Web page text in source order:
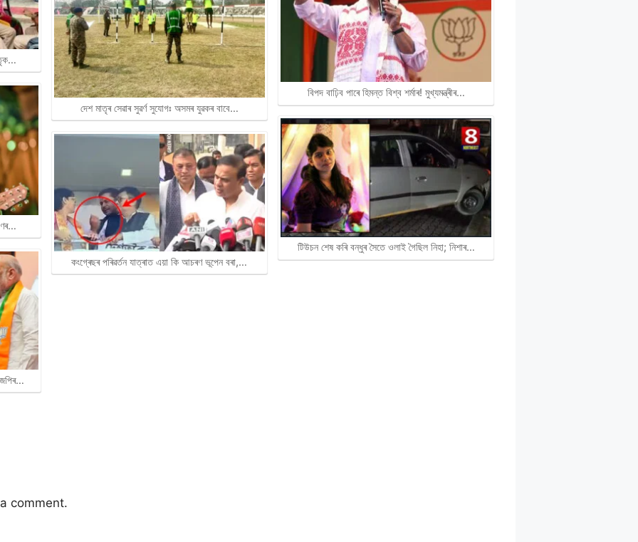
দেশ মাতৃৰ সেৱাৰ সুৱৰ্ণ সুযোগঃ অসমৰ যুৱকৰ বাবে…
কংগ্ৰেছৰ পৰিৱৰ্তন যাত্ৰাত এয়া কি আচৰণ ভূপেন বৰা,…
বিপদ বাঢ়িব পাৰে হিমন্ত বিশ্ব শৰ্মাৰ! মুখ্যমন্ত্ৰীৰ…
টিউচন শেষ কৰি বন্ধুৰ সৈতে ওলাই গৈছিল নিহা; নিশাৰ…
comment.